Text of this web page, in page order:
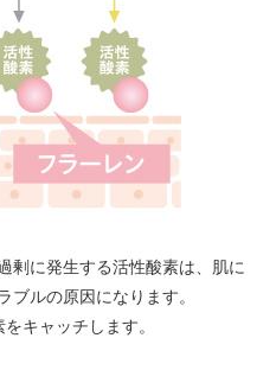
剰に発生する活性酸素は、肌に
ブルの原因になります。
キャッチします。